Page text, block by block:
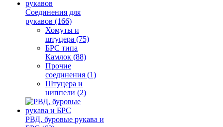
Соединения для
рукавов (166)
Хомуты и
штуцера (75)
БРС типа
Камлок (88)
Прочие
соединения (1)
Штуцера и
ниппели (2)
РВД, буровые рукава и